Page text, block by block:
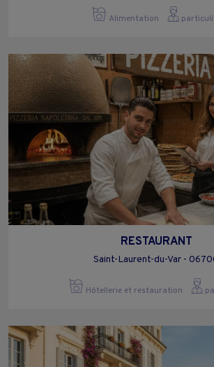
Alimentation
RESTAURANT
Saint-Laurent-du-Var -
Hôtellerie et restauration